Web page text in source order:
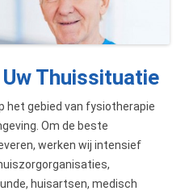
Thuissituatie
het gebied van fysiotherapie
Om de beste
werken wij intensief
huisartsen, medisch